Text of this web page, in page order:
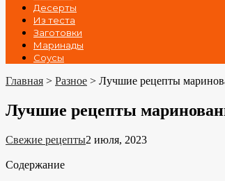
Десерты
Из теста
Заготовки
Маринады
Соусы
Главная > Разное > Лучшие рецепты
Лучшие рецепты
Свежие рецепты2 июля, 2023
Содержание